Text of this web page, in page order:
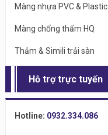
Màng nhựa PVC & Plastic
Màng chống thấm HQ
Thảm & Simili trải sàn
Hỗ trợ trực tuyến
Hotline: 0932.334.086